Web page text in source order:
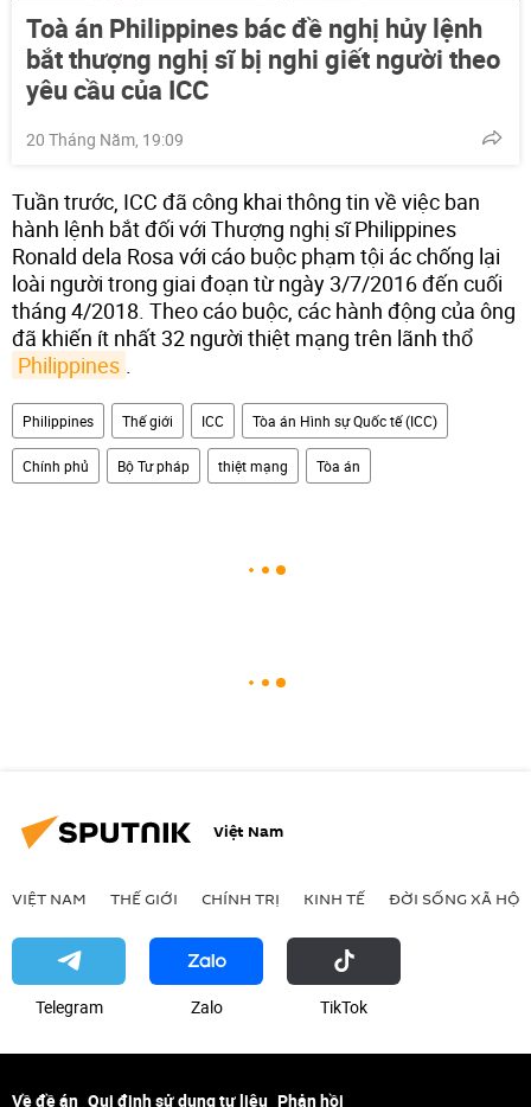
Toà án Philippines bác đề nghị hủy lệnh
bắt thượng nghị sĩ bị nghi giết người theo
yêu cầu của ICC
20 Tháng Năm, 19:09
Tuần trước, ICC đã công khai thông tin về việc ban
hành lệnh bắt đối với Thượng nghị sĩ Philippines
Ronald dela Rosa với cáo buộc phạm tội ác chống lại
loài người trong giai đoạn từ ngày 3/7/2016 đến cuối
tháng 4/2018. Theo cáo buộc, các hành động của ông
đã khiến ít nhất 32 người thiệt mạng trên lãnh thổ
Philippines
Philippines Thế giới ICC Tòa án Hình sự Quốc tế (ICC)
Chính phủ Bộ Tư pháp thiệt mạng Tòa án
Việt Nam
VIỆT NAM THẾ GIỚI CHÍNH TRỊ KINH TẾ ĐỜI SỐNG XÃ HỘI
Telegram Zalo ТikТоk
Về đề án Qui định sử dụng tư liệu Phản hồi